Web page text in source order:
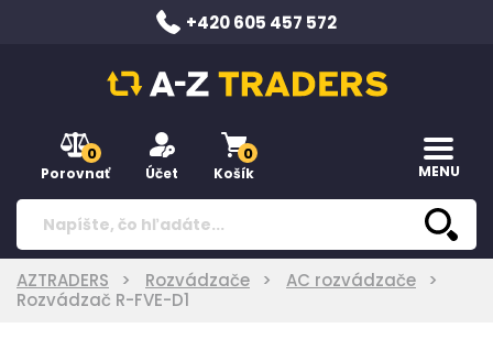
+420 605 457 572
0
Porovnať Účet
0
Košík MENU
AZTRADERS Rozvádzače
AC rozvádzače
Rozvádzač R-FVE-D1